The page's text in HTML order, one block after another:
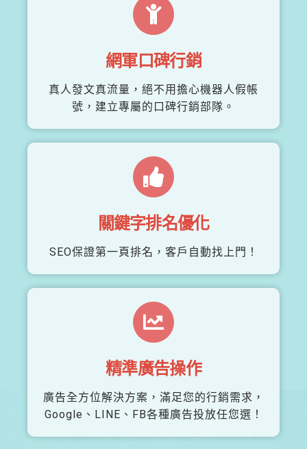
網軍口碑行銷
真人發文真流量，絕不用擔心機器人假帳
號，建立專屬的口碑行銷部隊。
關鍵字排名優化
SEO保證第一頁排名，客戶自動找上門！
精準廣告操作
廣告全方位解決方案，滿足您的行銷需求，
Google、LINE、FB各種廣告投放任您選！